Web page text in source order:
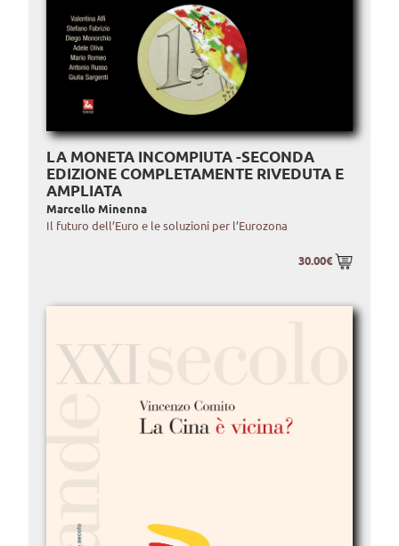
LA MONETA INCOMPIUTA -SECONDA
EDIZIONE COMPLETAMENTE RIVEDUTA E
AMPLIATA
Marcello Minenna
Il futuro dell’Euro e le soluzioni per l’Eurozona
30.00€